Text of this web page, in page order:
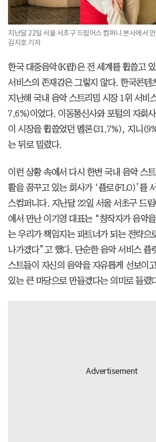
지난달 22일 서울 서초구 드림어스 컴퍼니 본사에서
김지호 기자
한국 대중음악(K팝)은 전 세계를 휩쓸고
서비스의 존재감은 그렇지 않다. 한국콘텐
지난해 국내 음악 스트리밍 시장 1위 서비
7.6%)이었다. 이동통신사와 포털의 자회
이 시장을 휩쓸었던 멜론(31.7%), 지니
는 뒤로 밀렸다.
이런 상황 속에서 다시 한번 국내 음악 스
활을 꿈꾸고 있는 회사가 ‘플로(FLO)’를
스컴퍼니다. 지난달 22일 서울 서초구 드
에서 만난 이기영 대표는 “창작자가 음악
는 우리가 책임지는 파트너가 되는 전략으
나가겠다”고 했다. 단순한 음악 서비스 플
스트들이 자신의 음악을 자유롭게 선보이
있는 큰 마당으로 만들겠다는 의미로 들렸